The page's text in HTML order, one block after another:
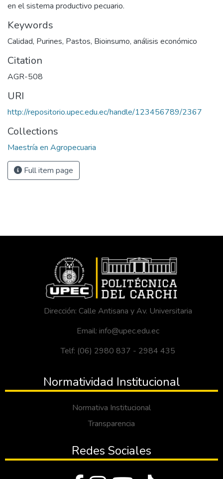
en el sistema productivo pecuario.
Keywords
Calidad, Purines, Pastos, Bioinsumo, análisis económico
Citation
AGR-508
URI
http://repositorio.upec.edu.ec/handle/123456789/2367
Collections
Maestría en Agropecuaria
Full item page
Dirección: Calle Antisana y Av. Universitaria
Email: info@upec.edu.ec
Telf: (06) 2980 837 - 2984 435
Normatividad Institucional
Normativa Institucional
Transparencia
Redes Sociales